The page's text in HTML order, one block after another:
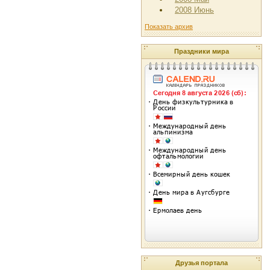
2008 Июнь
Показать архив
Праздники мира
Друзья портала